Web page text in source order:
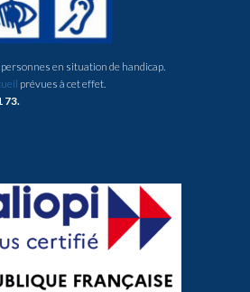
en situation de handicap.
prévues à cet effet.
73.